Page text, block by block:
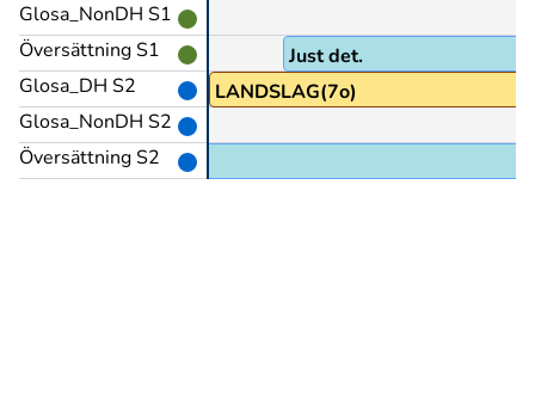
Glosa_NonDH S1
Översättning S1
Glosa_DH S2
Glosa_NonDH S2
Översättning S2
Just det.
TILL
LANDSLAG(7o)